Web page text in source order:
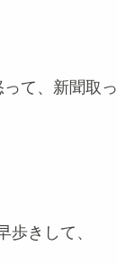
て、新聞取
きして、